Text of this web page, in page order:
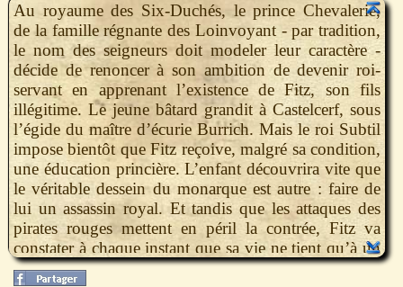
Au royaume des Six-Duchés, le prince Chevalerie,
de la famille régnante des Loinvoyant - par tradition,
le nom des seigneurs doit modeler leur caractère -
décide de renoncer à son ambition de devenir roi-
servant en apprenant l’existence de Fitz, son fils
illégitime. Le jeune bâtard grandit à Castelcerf, sous
l’égide du maître d’écurie Burrich. Mais le roi Subtil
impose bientôt que Fitz reçoive, malgré sa condition,
une éducation princière. L’enfant découvrira vite que
le véritable dessein du monarque est autre : faire de
lui un assassin royal. Et tandis que les attaques des
pirates rouges mettent en péril la contrée, Fitz va
constater à chaque instant que sa vie ne tient qu’à un
fil : celui de sa lame...